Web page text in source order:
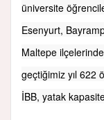
üniversite
Esenyurt,
Maltepe
geçtiğimiz yıl 622
İBB, yatak